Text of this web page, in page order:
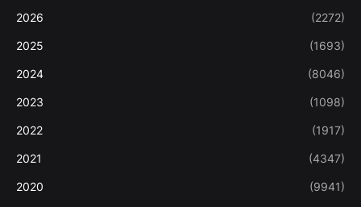
2026 (2272)
2025 (1693)
2024 (8046)
2023 (1098)
2022 (1917)
2021 (4347)
2020 (9941)